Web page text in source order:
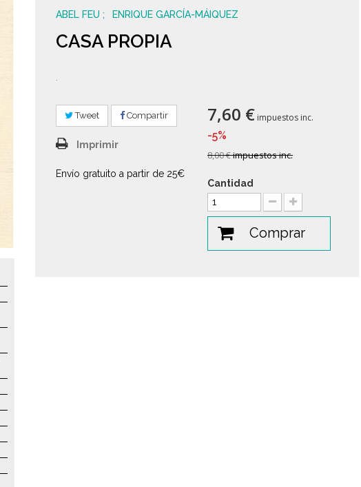
ABEL FEU ENRIQUE GARCÍA-MÁIQUEZ
CASA PROPIA
.
Tweet Compartir
Imprimir
Envío gratuito a partir de 25€
7,60 € impuestos inc.
-5%
8,00 €impuestos inc.
Cantidad
Comprar